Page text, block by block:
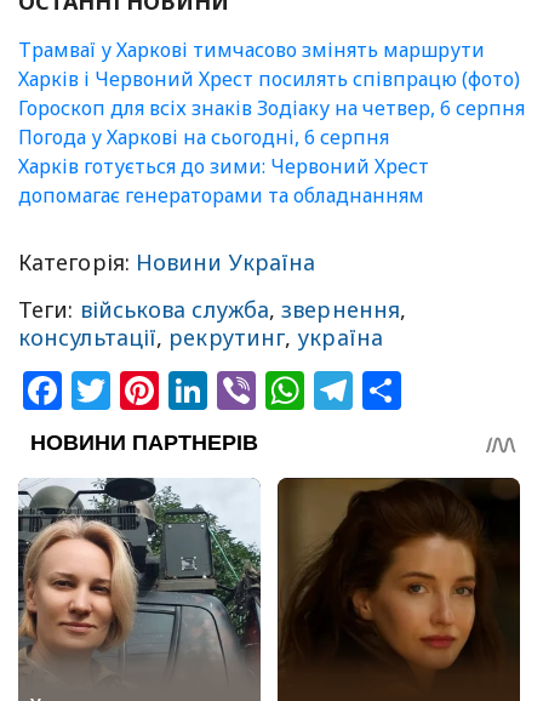
Трамваї у Харкові тимчасово змінять маршрути
Харків і Червоний Хрест посилять співпрацю (фото)
Гороскоп для всіх знаків Зодіаку на четвер, 6 серпня
Погода у Харкові на сьогодні, 6 серпня
Харків готується до зими: Червоний Хрест
допомагає генераторами та обладнанням
Категорія: Новини Україна
Теги: військова служба,звернення,
консультації, рекрутинг, україна
Facebook
Twitter
Pinterest
LinkedIn
ViberWhatsApp
Telegram